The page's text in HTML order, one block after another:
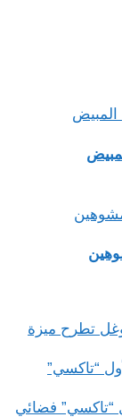
تطرح ميزة
“تاكسي” فضائي